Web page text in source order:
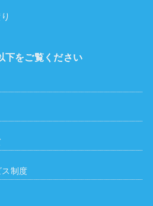
下をご覧ください
制度